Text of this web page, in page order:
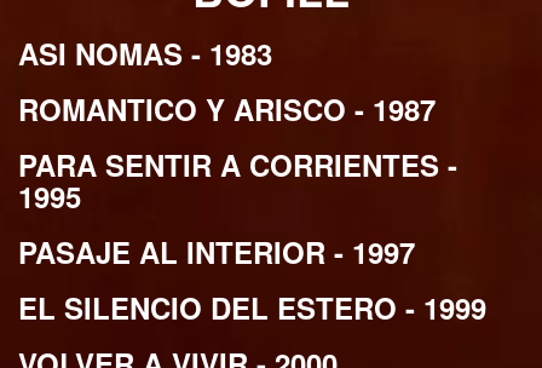
ASI NOMAS - 1983
ROMANTICO Y ARISCO - 1987
PARA SENTIR A CORRIENTES -
1995
PASAJE AL INTERIOR - 1997
EL SILENCIO DEL ESTERO - 1999